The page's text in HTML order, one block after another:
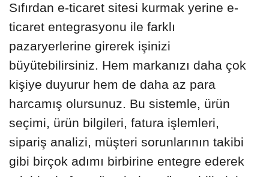
Sıfırdan e-ticaret sitesi kurmak yerine e-
ticaret entegrasyonu ile farklı
pazaryerlerine girerek işinizi
büyütebilirsiniz. Hem markanızı daha çok
kişiye duyurur hem de daha az para
harcamış olursunuz. Bu sistemle, ürün
seçimi, ürün bilgileri, fatura işlemleri,
sipariş analizi, müşteri sorunlarının takibi
gibi birçok adımı birbirine entegre ederek